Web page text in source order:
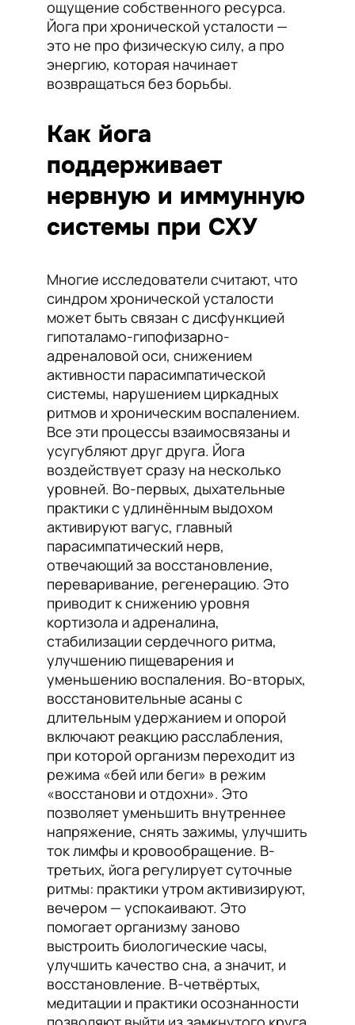
ощущение собственного ресурса.
Йога при хронической усталости —
это не про физическую силу, а про
энергию, которая начинает
возвращаться без борьбы.
Как йога
поддерживает
нервную и иммунную
системы при СХУ
Многие исследователи считают, что
синдром хронической усталости
может быть связан с дисфункцией
гипоталамо-гипофизарно-
адреналовой оси, снижением
активности парасимпатической
системы, нарушением циркадных
ритмов и хроническим воспалением.
Все эти процессы взаимосвязаны и
усугубляют друг друга. Йога
воздействует сразу на несколько
уровней. Во-первых, дыхательные
практики с удлинённым выдохом
активируют вагус, главный
парасимпатический нерв,
отвечающий за восстановление,
переваривание, регенерацию. Это
приводит к снижению уровня
кортизола и адреналина,
стабилизации сердечного ритма,
улучшению пищеварения и
уменьшению воспаления. Во-вторых,
восстановительные асаны с
длительным удержанием и опорой
включают реакцию расслабления,
при которой организм переходит из
режима «бей или беги» в режим
«восстанови и отдохни». Это
позволяет уменьшить внутреннее
напряжение, снять зажимы, улучшить
ток лимфы и кровообращение. В-
третьих, йога регулирует суточные
ритмы: практики утром активизируют,
вечером — успокаивают. Это
помогает организму заново
выстроить биологические часы,
улучшить качество сна, а значит, и
восстановление. В-четвёртых,
медитации и практики осознанности